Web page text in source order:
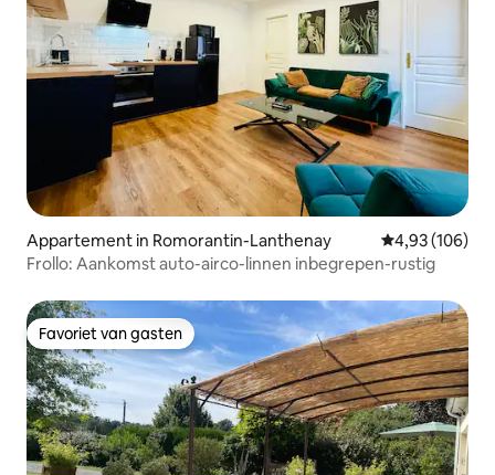
Appartement in Romorantin-Lanthenay Gemiddelde
4,93 (106)
Frollo: Aankomst auto-airco-linnen inbegrepen-rustig
Favoriet van gasten
Favoriet van gasten